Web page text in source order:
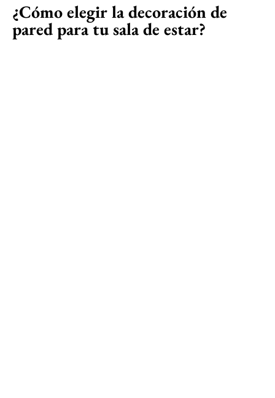
¿Cómo elegir la decoración de
pared para tu sala de estar?